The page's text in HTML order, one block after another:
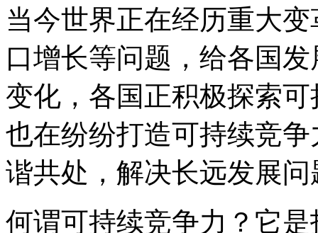
当今世界正在经历重大
口增长等问题，给各国
变化，各国正积极探索
也在纷纷打造可持续竞
谐共处，解决长远发展问
何谓可持续竞争力？它